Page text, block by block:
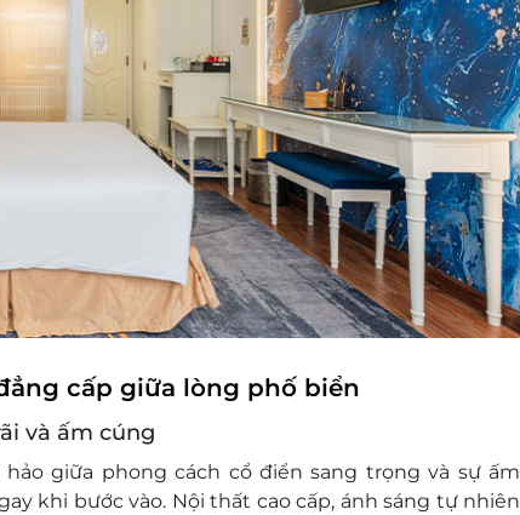
đổi thành tiền mặt, không trả lại tiền thừa
khuyến mại khác.
cấp giữa lòng phố biển
và ấm cúng
giữa phong cách cổ điển sang trọng và sự ấm
khi bước vào. Nội thất cao cấp, ánh sáng tự nhiên